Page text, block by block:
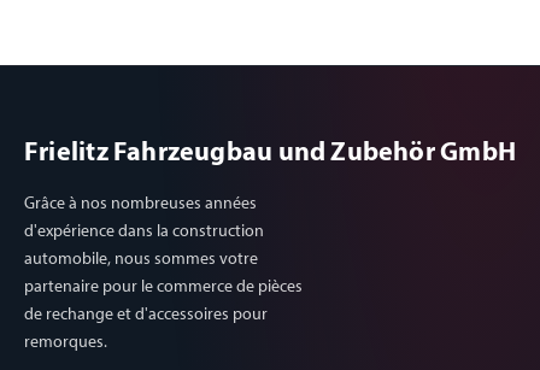
Frielitz Fahrzeugbau und Zubehör GmbH
Grâce à nos nombreuses années
d'expérience dans la construction
automobile, nous sommes votre
partenaire pour le commerce de pièces
de rechange et d'accessoires pour
remorques.